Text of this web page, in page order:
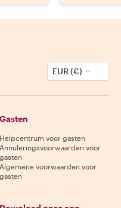
EUR (€)
Gasten
Helpcentrum voor gasten
Annuleringsvoorwaarden voor
gasten
Algemene voorwaarden voor
gasten